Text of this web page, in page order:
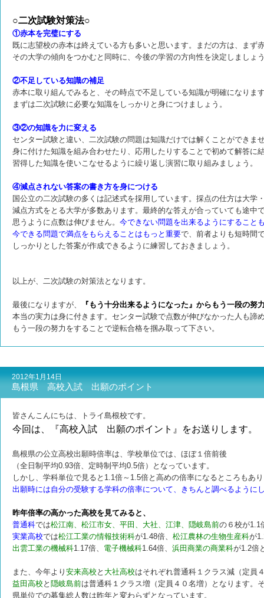
○二次試験対策法○
①赤本を完璧にする
既に志望校の赤本は終えている方も多いと思います。まだの方は、まず
その大学の傾向をつかむと同時に、今後の学習の方向性を決定しましょ
②不足している知識の補足
赤本に取り組んでみると、その時点で不足している知識が明確になりま
まずは二次試験に必要な知識をしっかりと身につけましょう。
③②の知識を力に変える
センター試験と違い、二次試験の問題は知識だけでは解くことができま
身に付けた知識を組み合わせたり、応用したりすることで初めて解答に
習得した知識を使いこなせるように繰り返し演習に取り組みましょう。
④減点されない答案の書き方を身につける
国公立の二次試験の多くは記述式を採用しています。採点の仕方は大学
減点方式をとる大学が多数あります。最終的な答えが合っていても途中
思うように点数は伸びません。 今できない問題を出来るようにすること
今できる問題で満点をもらえることはもっと重要で、前者よりも短時間
しっかりとした答案が作成できるように練習しておきましょう。
以上が、二次試験の対策法となります。
最後になりますが、
『もう十分出来るようになった』からもう一段の努
本当の実力は身に付きます。センター試験で点数が伸びなかった人も諦
もう一段の努力をすることで逆転合格を掴み取って下さい。
2012年1月14日
島根県 高校入試 出願のポイント
皆さんこんにちは、トライ島根校です。
今回は、『高校入試 出願のポイント』をお送りします。
島根県の公立高校出願時倍率は、学校単位では、ほぼ１倍前後
（全日制平均0.93倍、定時制平均0.5倍）となっています。
しかし、学科単位で見ると1.1倍～1.5倍と高めの倍率になるところもあ
出願時には自分の受験する学科の倍率について、きちんと調べるように
昨年倍率の高かった高校を見てみると、
普通科では松江南、松江市女、平田、大社、江津、隠岐島前の６校が1.1
実業高校では松江工業の情報技術科が1.48倍、 松江農林の生物生産科が
出雲工業の機械科1.17倍、 電子機械科1.64倍、 浜田商業の商業科が1.2倍
また、今年より 安来高校 と 大社高校はそれぞれ普通科１クラス減（定員
益田高校 と 隠岐島前は普通科１クラス増（定員４０名増）となります。
県単位での募集総人数は昨年と変わらずとなっています。